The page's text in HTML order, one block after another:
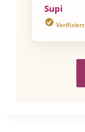
Supi
Verifiziert